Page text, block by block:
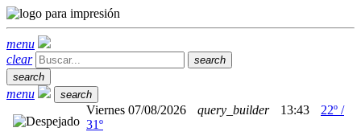
menu
clear
search
search
menu search
Viernes 07/08/2026 query_builder 13:43
22º /
31º